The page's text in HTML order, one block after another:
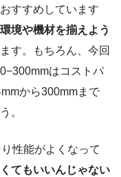
すすめしています
境や機材を揃えよう
す。もちろん、今回
はコストパ
から300mmまで
。
性能がよくなって
てもいいんじゃない